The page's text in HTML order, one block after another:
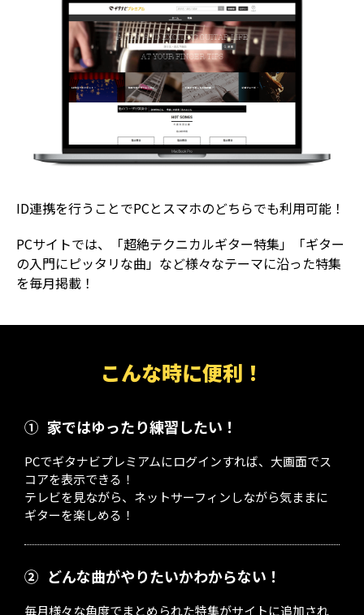
ID連携を行うことでPCとスマホのどちらでも利用可能！
PCサイトでは、「超絶テクニカルギター特集」「ギター
の入門にピッタリな曲」など様々なテーマに沿った特集
を毎月掲載！
こんな時に便利！
① 家ではゆったり練習したい！
PCでギタナビプレミアムにログインすれば、大画面でス
コアを表示できる！
テレビを見ながら、ネットサーフィンしながら気ままに
ギターを楽しめる！
② どんな曲がやりたいかわからない！
毎月様々な角度でまとめられた特集がサイトに追加され